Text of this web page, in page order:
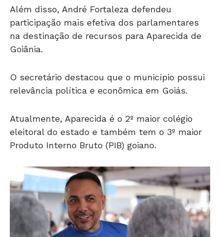
Além disso, André Fortaleza defendeu
participação mais efetiva dos parlamentares
na destinação de recursos para Aparecida de
Goiânia.
O secretário destacou que o município possui
relevância política e econômica em Goiás.
Atualmente, Aparecida é o 2º maior colégio
eleitoral do estado e também tem o 3º maior
Produto Interno Bruto (PIB) goiano.